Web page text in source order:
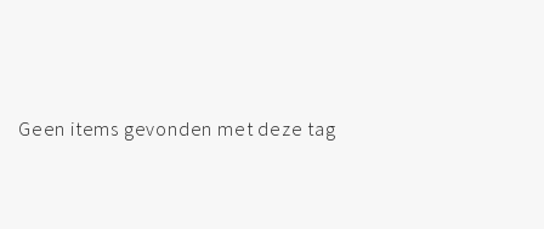
Geen items gevonden met deze tag